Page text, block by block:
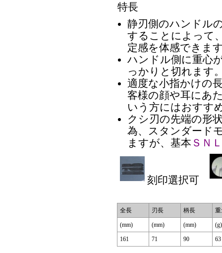
特長
静刃側のハンドル
することによって
定感を体感できま
ハンドル側に重心
っかりと切れます
適度な小指かけの
客様の顔や耳にあ
いう方にはおすす
クシ刃の先端の形
為、スタンダード
ますが、基本 ＳＮ
刻印選択可
全長 刃長 柄長 重
(mm) (mm) (mm) (g)
161 71 90 63